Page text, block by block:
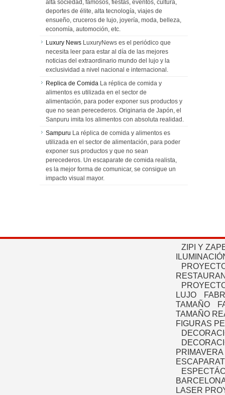
alta sociedad, famosos, fiestas, eventos, cultura,
deportes de élite, alta tecnología, viajes de
ensueño, cruceros de lujo, joyería, moda, belleza,
economía, automoción, etc.
Luxury News LuxuryNews es el periódico que
necesita leer para estar al día de las mejores
noticias del extraordinario mundo del lujo y la
exclusividad a nivel nacional e internacional.
Replica de Comida La réplica de comida y
alimentos es utilizada en el sector de
alimentación, para poder exponer sus productos y
que no sean perecederos. Originaria de Japón, el
Sanpuru imita los alimentos con absoluta realidad.
Sampuru La réplica de comida y alimentos es
utilizada en el sector de alimentación, para poder
exponer sus productos y que no sean
perecederos. Un escaparate de comida realista,
es la mejor forma de comunicar, se consigue un
impacto visual mayor.
ZIPI Y
LUJO
TAMAÑO
TAMAÑO
FIGURAS
PRIMAVERA
LASER